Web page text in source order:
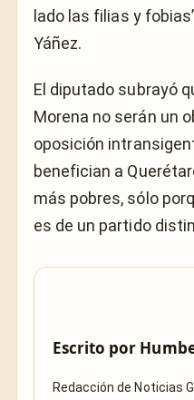
lado las filias y
Yáñez.
El diputado subrayó
Morena no serán un
oposición
benefician a
más pobres, sólo
es de un partido
Escrito por
Redacción de Noticias